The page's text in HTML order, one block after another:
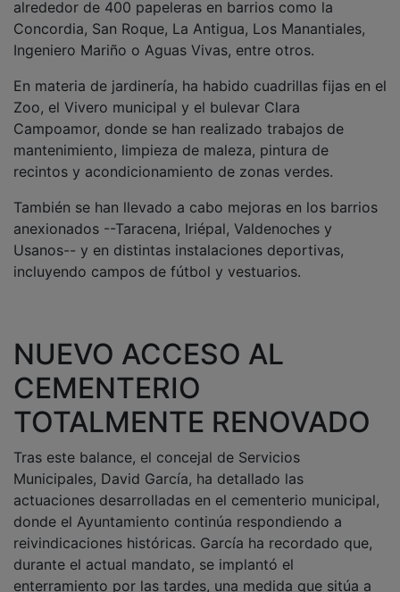
Concordia, San Roque, La Antigua, Los Manantiales,
Ingeniero Mariño o Aguas Vivas, entre otros.
Zoo, el Vivero municipal y el bulevar Clara
Campoamor, donde se han realizado trabajos de
mantenimiento, limpieza de maleza, pintura de
recintos y acondicionamiento de zonas verdes.
anexionados --Taracena, Iriépal, Valdenoches y
Usanos-- y en distintas instalaciones deportivas,
incluyendo campos de fútbol y vestuarios.
NUEVO ACCESO AL
CEMENTERIO
TOTALMENTE RENOVADO
Municipales, David García, ha detallado las
actuaciones desarrolladas en el cementerio municipal,
donde el Ayuntamiento continúa respondiendo a
reivindicaciones históricas. García ha recordado que,
durante el actual mandato, se implantó el
enterramiento por las tardes, una medida que sitúa a